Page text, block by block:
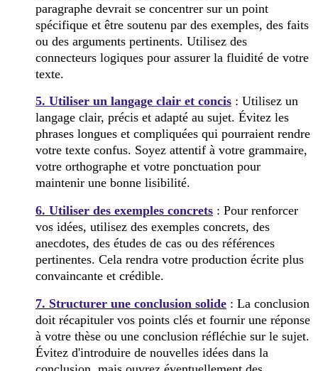
paragraphe devrait se concentrer sur un point
spécifique et être soutenu par des exemples, des faits
ou des arguments pertinents. Utilisez des
connecteurs logiques pour assurer la fluidité de votre
texte.
5. Utiliser un langage clair et concis : Utilisez un
langage clair, précis et adapté au sujet. Évitez les
phrases longues et compliquées qui pourraient rendre
votre texte confus. Soyez attentif à votre grammaire,
votre orthographe et votre ponctuation pour
maintenir une bonne lisibilité.
6. Utiliser des exemples concrets : Pour renforcer
vos idées, utilisez des exemples concrets, des
anecdotes, des études de cas ou des références
pertinentes. Cela rendra votre production écrite plus
convaincante et crédible.
7. Structurer une conclusion solide : La conclusion
doit récapituler vos points clés et fournir une réponse
à votre thèse ou une conclusion réfléchie sur le sujet.
Évitez d'introduire de nouvelles idées dans la